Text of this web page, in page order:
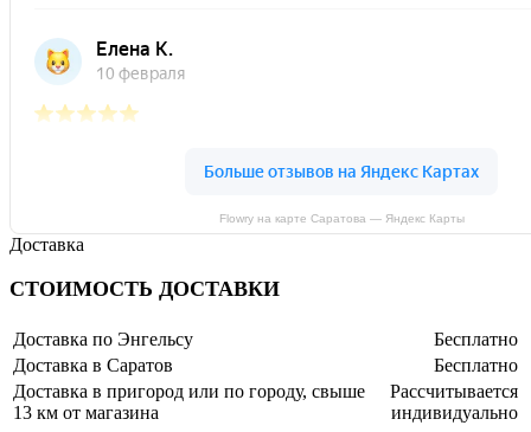
Flowry на карте Саратова — Яндекс Карты
Доставка
СТОИМОСТЬ ДОСТАВКИ
Доставка по Энгельсу
Бесплатно
Доставка в Саратов
Бесплатно
Доставка в пригород или по городу, свыше
13 км от магазина
Рассчитывается
индивидуально